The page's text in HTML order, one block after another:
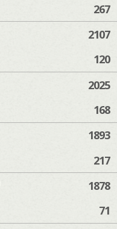
267
2107
120
2025
168
1893
217
1878
71